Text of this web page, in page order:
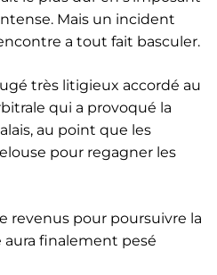
Mais un incident
a tout fait basculer.
très litigieux accordé au
qui a provoqué la
au point que les
pour regagner les
revenus pour poursuivre la
finalement pesé